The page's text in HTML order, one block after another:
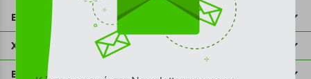
Επικοινωνία
211 2000 700
info@plus4u.gr
Χρήσιμες πληροφορίες
Η εταιρία
Βοήθεια